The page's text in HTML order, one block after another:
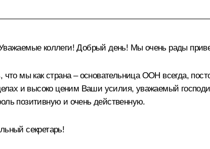
коллеги! Добрый день! Мы очень рады
мы как страна – основательница ООН всегда,
и высоко ценим Ваши усилия, уважаемый
позитивную и очень действенную.
секретарь!